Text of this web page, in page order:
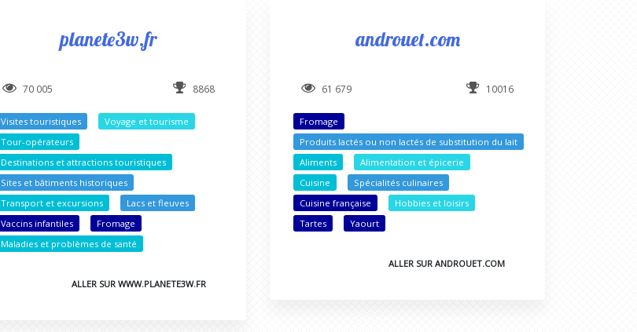
planete3w.fr
70 005 8868
Visites touristiques
Voyage et tourisme
Tour-opérateurs
Destinations et attractions touristiques
Sites et bâtiments historiques
Transport et excursions
Lacs et fleuves
Vaccins infantiles
Fromage
Maladies et problèmes de santé
ALLER SUR WWW.PLANETE3W.FR
androuet.com
61 679 10016
Fromage
Produits lactés ou non lactés de substitution du lait
Aliments
Alimentation et épicerie
Cuisine
Spécialités culinaires
Cuisine française
Hobbies et loisirs
Tartes
Yaourt
ALLER SUR ANDROUET.COM